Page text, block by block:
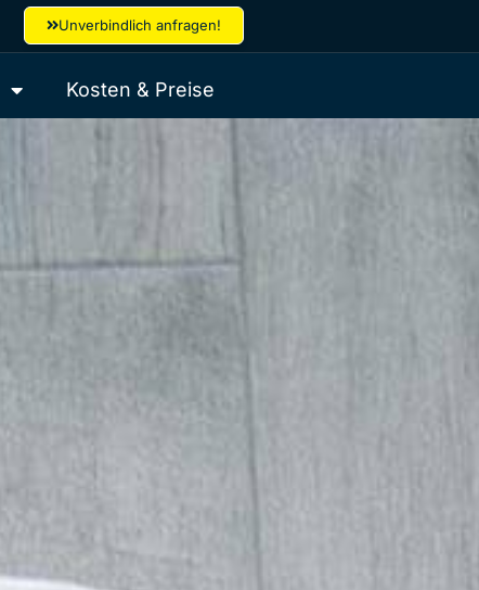
Unverbindlich anfragen!
Kosten & Preise